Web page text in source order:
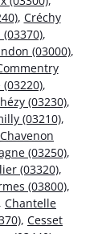
, Créchy
,
(03000),
,
(03230),
(03210),
Chavenon
(03250),
(03320),
(03800),
, Chantelle
, Cesset